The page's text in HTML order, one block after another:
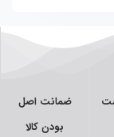
ضمانت اصل
بودن کالا